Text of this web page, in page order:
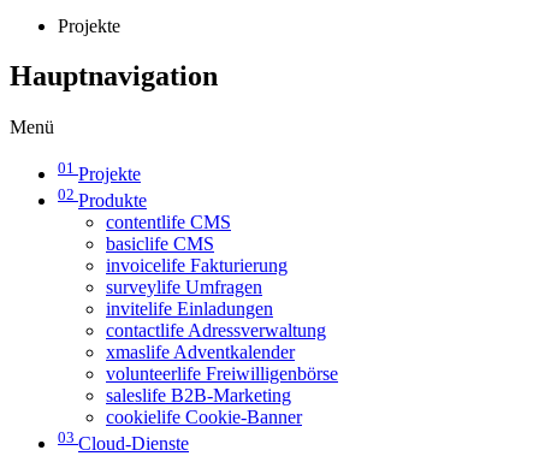
Projekte
Hauptnavigation
Menü
01 Projekte
02 Produkte
contentlife CMS
basiclife CMS
invoicelife Fakturierung
surveylife Umfragen
invitelife Einladungen
contactlife Adressverwaltung
xmaslife Adventkalender
volunteerlife Freiwilligenbörse
saleslife B2B-Marketing
cookielife Cookie-Banner
03 Cloud-Dienste